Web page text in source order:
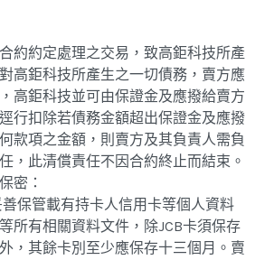
約約定處理之交易，致高鉅科技所產
高鉅科技所產生之一切債務，賣方應
高鉅科技並可由保證金及應撥給賣方
行扣除若債務金額超出保證金及應撥
款項之金額，則賣方及其負責人需負
，此清償責任不因合約終止而結束。
密：
善保管載有持卡人信用卡等個人資料
所有相關資料文件，除JCB卡須保存
，其餘卡別至少應保存十三個月。賣